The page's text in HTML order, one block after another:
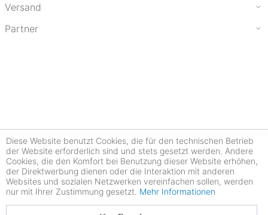
Versand
Partner
Diese Website benutzt Cookies, die für den technischen Betrieb
der Website erforderlich sind und stets gesetzt werden. Andere
Cookies, die den Komfort bei Benutzung dieser Website erhöhen,
der Direktwerbung dienen oder die Interaktion mit anderen
Websites und sozialen Netzwerken vereinfachen sollen, werden
nur mit Ihrer Zustimmung gesetzt. Mehr Informationen